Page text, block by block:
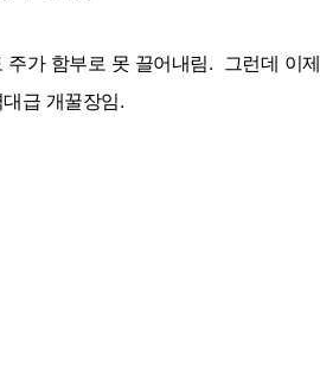
주가 함부로 못 끌어내림. 그런데 이제
급 개꿀장임.